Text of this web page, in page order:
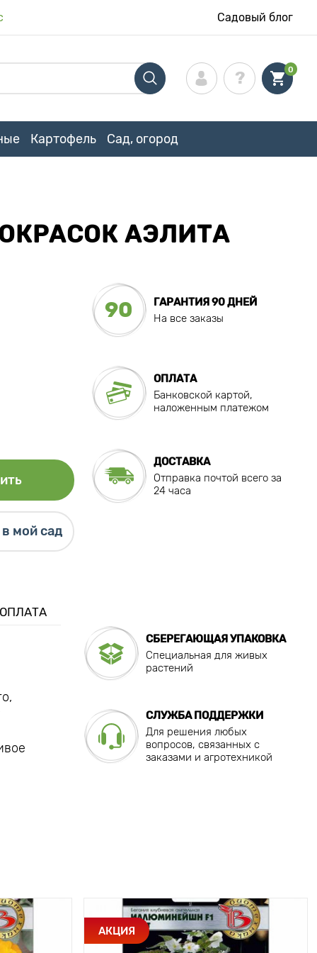
Садовый блог
0
Картофель Сад, огород
АЭЛИТА
мой сад
90
ГАРАНТИЯ 90 ДНЕЙ
На все заказы
ОПЛАТА
Банковской картой,
наложенным платежом
ДОСТАВКА
Отправка почтой всего за
24 часа
СБЕРЕГАЮЩАЯ УПАКОВКА
Специальная для живых
растений
СЛУЖБА ПОДДЕРЖКИ
Для решения любых
вопросов, связанных с
заказами и агротехникой
АКЦИЯ